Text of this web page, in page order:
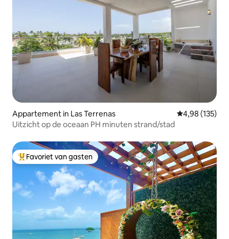
Appartement in Las Terrenas Gemiddelde
4,98 (135)
Uitzicht op de oceaan PH minuten strand/stad
Topfavoriet van gasten
Favoriet van gasten